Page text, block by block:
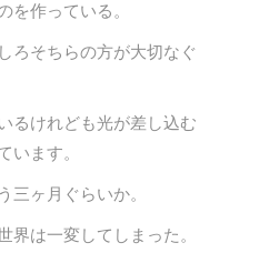
を作っている。
ろそちらの方が大切なぐ
るけれども光が差し込む
います。
三ヶ月ぐらいか。
界は一変してしまった。